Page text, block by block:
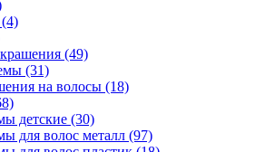
(49)
(31)
на волосы (18)
детские (30)
для волос металл (97)